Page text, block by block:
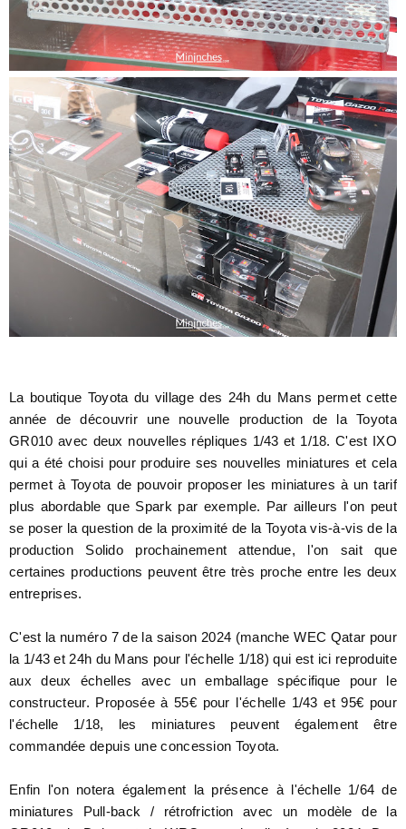
La boutique Toyota du village des 24h du Mans permet cette
année de découvrir une nouvelle production de la Toyota
GR010 avec deux nouvelles répliques 1/43 et 1/18. C'est IXO
qui a été choisi pour produire ses nouvelles miniatures et cela
permet à Toyota de pouvoir proposer les miniatures à un tarif
plus abordable que Spark par exemple. Par ailleurs l'on peut
se poser la question de la proximité de la Toyota vis-à-vis de la
production Solido prochainement attendue, l'on sait que
certaines productions peuvent être très proche entre les deux
entreprises.
C'est la numéro 7 de la saison 2024 (manche WEC Qatar pour
la 1/43 et 24h du Mans pour l'échelle 1/18) qui est ici reproduite
aux deux échelles avec un emballage spécifique pour le
constructeur. Proposée à 55€ pour l'échelle 1/43 et 95€ pour
l'échelle 1/18, les miniatures peuvent également être
commandée depuis une concession Toyota.
Enfin l'on notera également la présence à l'échelle 1/64 de
miniatures Pull-back / rétrofriction avec un modèle de la